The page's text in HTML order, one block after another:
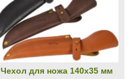
Чехол для ножа 140х35 мм